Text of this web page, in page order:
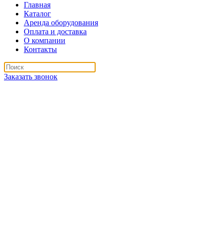
Главная
Каталог
Аренда оборудования
Оплата и доставка
О компании
Контакты
Заказать звонок